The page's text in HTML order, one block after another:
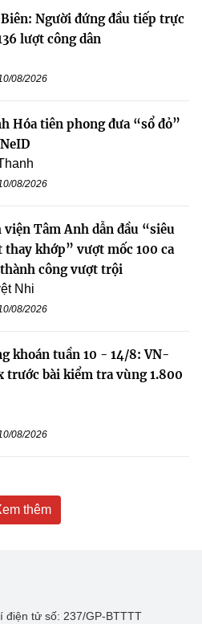
Người đứng đầu tiếp trực
lượt công dân
08/2026
Hóa tiên phong đưa “sổ đỏ”
08/2026
viện Tâm Anh dẫn đầu “siêu
thay khớp” vượt mốc 100 ca
công vượt trội
Nhi
08/2026
khoán tuần 10 - 14/8: VN-
trước bài kiểm tra vùng 1.800
08/2026
thêm
điện tử số: 237/GP-BTTTT